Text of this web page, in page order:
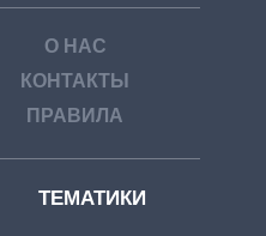
О НАС
КОНТАКТЫ
ПРАВИЛА
ТЕМАТИКИ